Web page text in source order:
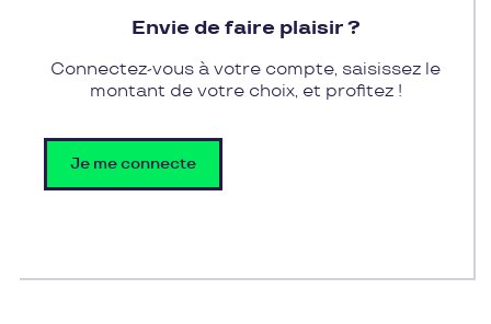
Envie de faire plaisir ?
Connectez-vous à votre compte, saisissez le
montant de votre choix, et profitez !
Je me connecte